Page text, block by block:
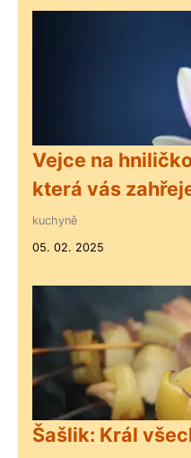
Vejce na
která vás
kuchyně
05. 02. 2025
Šašlik: Král